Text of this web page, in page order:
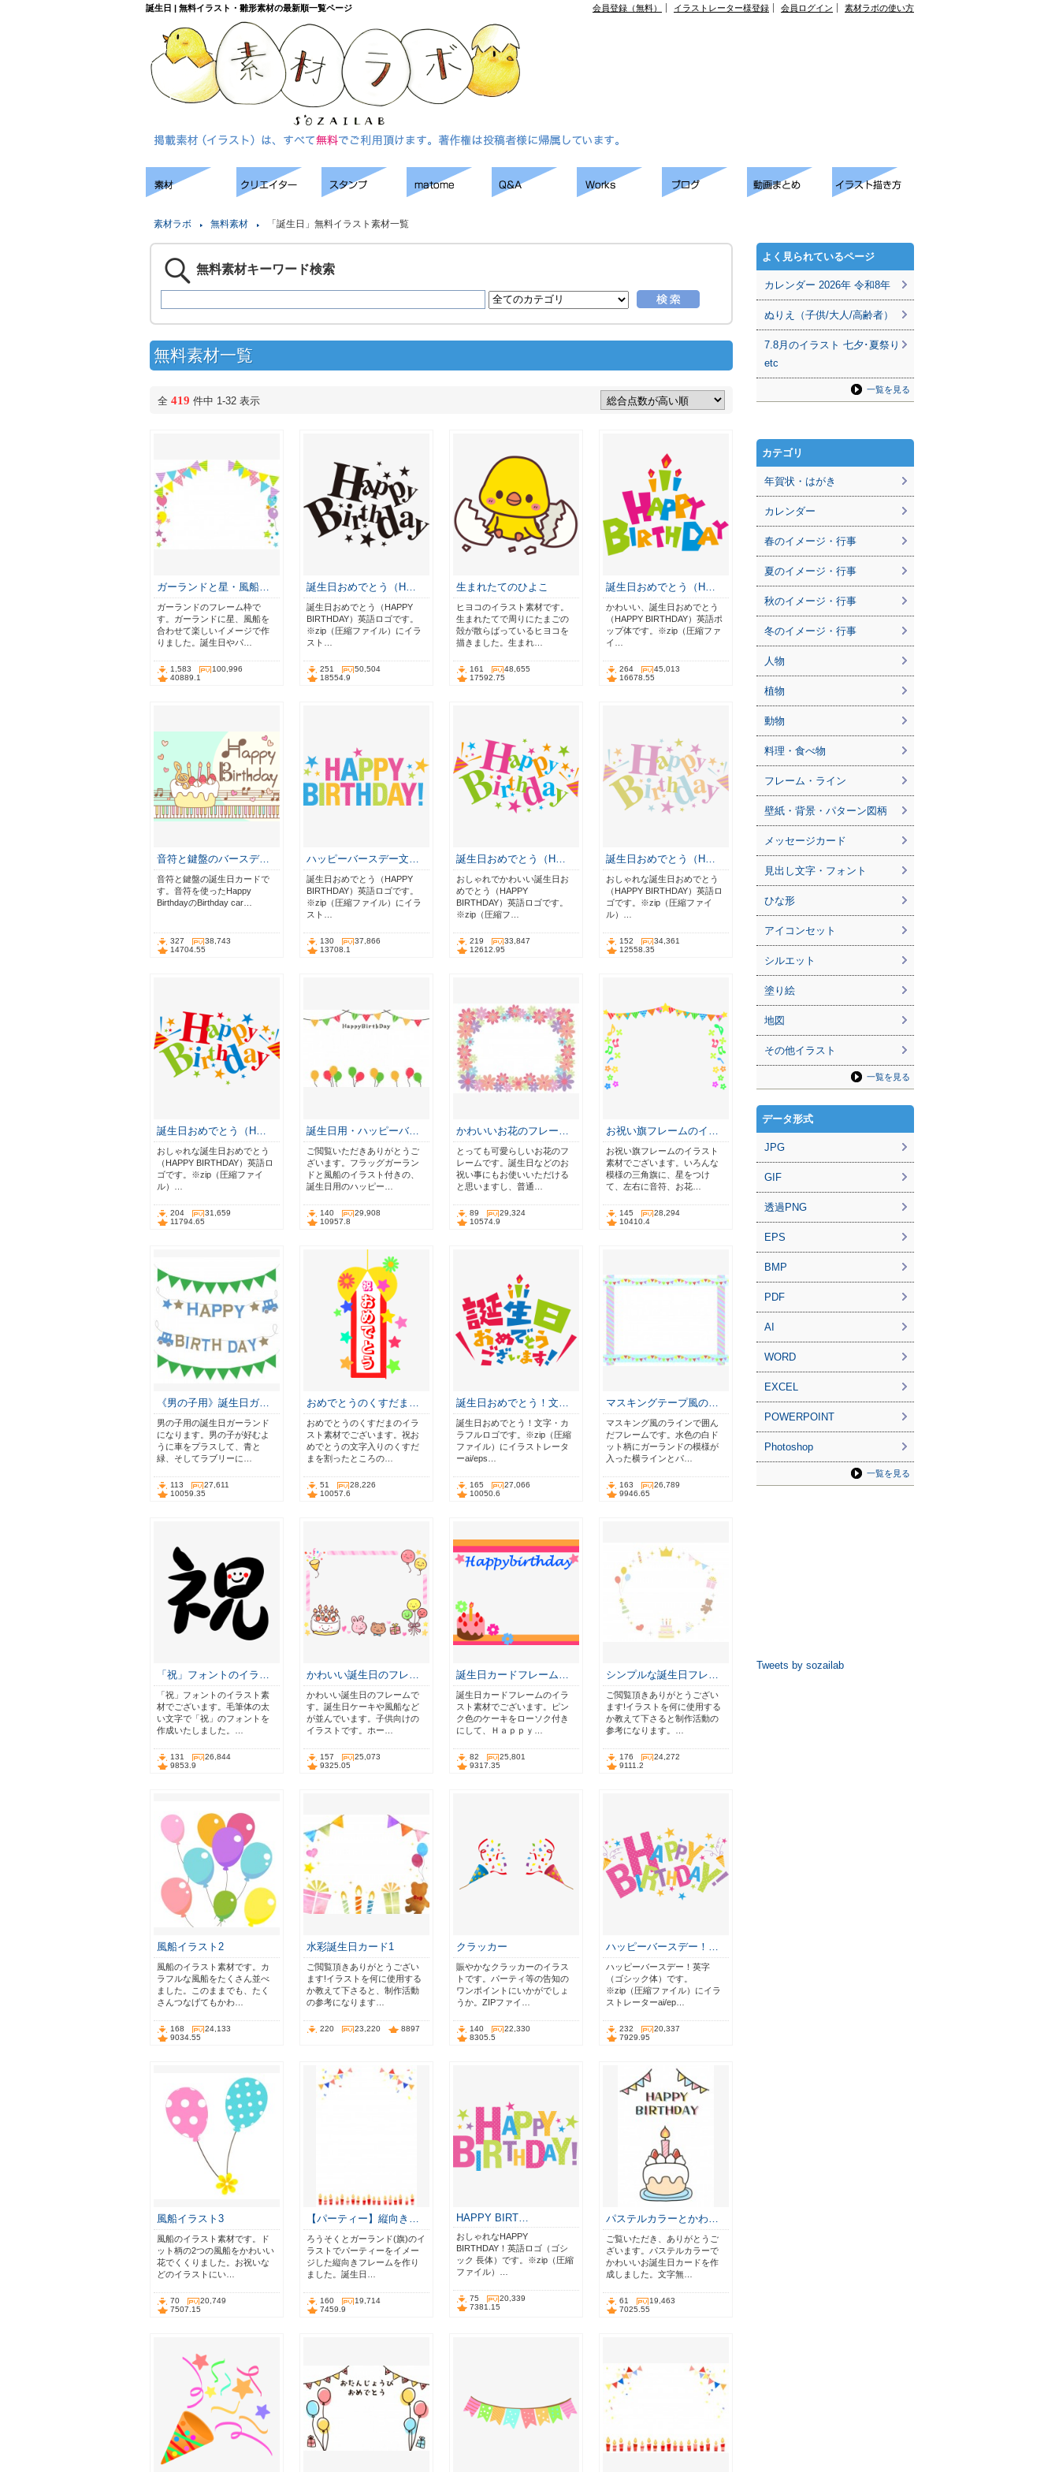
誕生日 | 無料イラスト・雛形素材の最新順一覧ページ 会員登録（無料） イラストレーター様登録 会員ログイン 素材ラボの使い方
素材ラボ 無料素材 「誕生日」無料イラスト素材一覧
無料素材キーワード検索
無料素材一覧
全 419 件中 1-32 表示
ガーランドと星・風船…
ガーランドのフレーム枠で
す。ガーランドに星、風船を
合わせて楽しいイメージで作
りました。誕生日やパ…
1,583
100,996
40889.1
誕生日おめでとう（H…
誕生日おめでとう（HAPPY
BIRTHDAY）英語ロゴです。
※zip（圧縮ファイル）にイラ
スト…
251
50,504
18554.9
生まれたてのひよこ
ヒヨコのイラスト素材です。
生まれたてで周りにたまごの
殻が散らばっているヒヨコを
描きました。生まれ…
161
48,655
17592.75
誕生日おめでとう（H…
かわいい、誕生日おめでとう
（HAPPY BIRTHDAY）英語ポ
ップ体です。※zip（圧縮ファ
イ…
264
45,013
16678.55
音符と鍵盤のバースデ…
音符と鍵盤の誕生日カードで
す。音符を使ったHappy
BirthdayのBirthday car…
327
38,743
14704.55
ハッピーバースデー文…
誕生日おめでとう（HAPPY
BIRTHDAY）英語ロゴです。
※zip（圧縮ファイル）にイラ
スト…
130
37,866
13708.1
誕生日おめでとう（H…
おしゃれでかわいい誕生日お
めでとう（HAPPY
BIRTHDAY）英語ロゴです。
※zip（圧縮フ…
219
33,847
12612.95
誕生日おめでとう（H…
おしゃれな誕生日おめでとう
（HAPPY BIRTHDAY）英語ロ
ゴです。※zip（圧縮ファイ
ル）…
152
34,361
12558.35
誕生日おめでとう（H…
おしゃれな誕生日おめでとう
（HAPPY BIRTHDAY）英語ロ
ゴです。※zip（圧縮ファイ
ル）…
204
31,659
11794.65
誕生日用・ハッピーバ…
ご閲覧いただきありがとうご
ざいます。フラッグガーラン
ドと風船のイラスト付きの、
誕生日用のハッピー…
140
29,908
10957.8
かわいいお花のフレー…
とっても可愛らしいお花のフ
レームです。誕生日などのお
祝い事にもお使いいただける
と思いますし、普通…
89
29,324
10574.9
お祝い旗フレームのイ…
お祝い旗フレームのイラスト
素材でございます。いろんな
模様の三角旗に、星をつけ
て、左右に音符、お花…
145
28,294
10410.4
《男の子用》誕生日ガ…
男の子用の誕生日ガーランド
になります。男の子が好むよ
うに車をプラスして、青と
緑、そしてラブリーに…
113
27,611
10059.35
おめでとうのくすだま…
おめでとうのくすだまのイラ
スト素材でございます。祝お
めでとうの文字入りのくすだ
まを割ったところの…
51
28,226
10057.6
誕生日おめでとう！文…
誕生日おめでとう！文字・カ
ラフルロゴです。※zip（圧縮
ファイル）にイラストレータ
ーai/eps…
165
27,066
10050.6
マスキングテープ風の…
マスキング風のラインで囲ん
だフレームです。水色の白ド
ット柄にガーランドの模様が
入った横ラインとパ…
163
26,789
9946.65
「祝」フォントのイラ…
「祝」フォントのイラスト素
材でございます。毛筆体の太
い文字で「祝」のフォントを
作成いたしました。…
131
26,844
9853.9
かわいい誕生日のフレ…
かわいい誕生日のフレームで
す。誕生日ケーキや風船など
が並んでいます。子供向けの
イラストです。ホー…
157
25,073
9325.05
誕生日カードフレーム…
誕生日カードフレームのイラ
スト素材でございます。ピン
ク色のケーキをローソク付き
にして、Ｈａｐｐｙ…
82
25,801
9317.35
シンプルな誕生日フレ…
ご閲覧頂きありがとうござい
ます!イラストを何に使用する
か教えて下さると制作活動の
参考になります。…
176
24,272
9111.2
風船イラスト2
風船のイラスト素材です。カ
ラフルな風船をたくさん並べ
ました。このままでも、たく
さんつなげてもかわ…
168
24,133
9034.55
水彩誕生日カード1
ご閲覧頂きありがとうござい
ます!イラストを何に使用する
か教えて下さると、制作活動
の参考になります…
220 23,220 8897
クラッカー
賑やかなクラッカーのイラス
トです。パーティ等の告知の
ワンポイントにいかがでしょ
うか。ZIPファイ…
140
22,330
8305.5
ハッピーバースデー！…
ハッピーバースデー！英字
（ゴシック体）です。
※zip（圧縮ファイル）にイラ
ストレーターai/ep…
232
20,337
7929.95
風船イラスト3
風船のイラスト素材です。ド
ット柄の2つの風船をかわいい
花でくくりました。お祝いな
どのイラストにい…
70
20,749
7507.15
【パーティー】縦向き…
ろうそくとガーランド(旗)のイ
ラストでパーティーをイメー
ジした縦向きフレームを作り
ました。誕生日…
160
19,714
7459.9
HAPPY BIRT…
おしゃれなHAPPY
BIRTHDAY！英語ロゴ（ゴシ
ック 長体）です。※zip（圧縮
ファイル）…
75
20,339
7381.15
パステルカラーとかわ…
ご覧いただき、ありがとうご
ざいます。パステルカラーで
かわいいお誕生日カードを作
成しました。文字無…
61
19,463
7025.55
よく見られているページ
カレンダー 2026年 令和8年
ぬりえ（子供/大人/高齢者）
7.8月のイラスト 七夕･夏祭り
etc
一覧を見る
カテゴリ
年賀状・はがき
カレンダー
春のイメージ・行事
夏のイメージ・行事
秋のイメージ・行事
冬のイメージ・行事
人物
植物
動物
料理・食べ物
フレーム・ライン
壁紙・背景・パターン図柄
メッセージカード
見出し文字・フォント
ひな形
アイコンセット
シルエット
塗り絵
地図
その他イラスト
一覧を見る
データ形式
JPG
GIF
透過PNG
EPS
BMP
PDF
AI
WORD
EXCEL
POWERPOINT
Photoshop
一覧を見る
Tweets by sozailab